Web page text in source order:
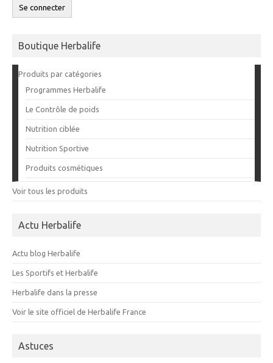
Se connecter
Boutique Herbalife
Produits par catégories
Programmes Herbalife
Le Contrôle de poids
Nutrition ciblée
Nutrition Sportive
Produits cosmétiques
Voir tous les produits
Actu Herbalife
Actu blog Herbalife
Les Sportifs et Herbalife
Herbalife dans la presse
Voir le site officiel de Herbalife France
Astuces